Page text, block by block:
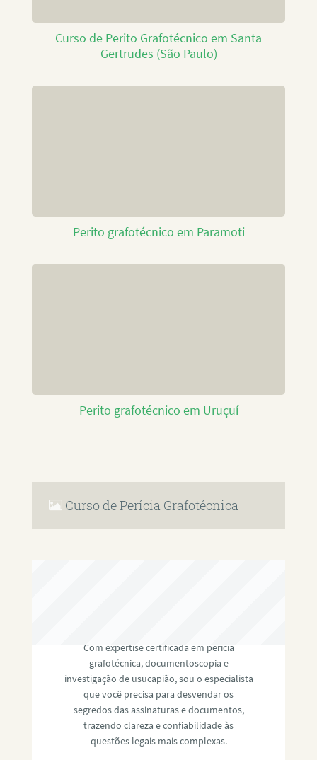
Curso de Perito Grafotécnico em Santa
Gertrudes (São Paulo)
Perito grafotécnico em Paramoti
Perito grafotécnico em Uruçuí
Curso de Perícia Grafotécnica
Com expertise certificada em perícia
grafotécnica, documentoscopia e
investigação de usucapião, sou o especialista
que você precisa para desvendar os
segredos das assinaturas e documentos,
trazendo clareza e confiabilidade às
questões legais mais complexas.